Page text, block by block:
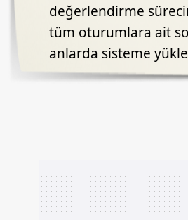
değerlendirme
tüm oturumlara ait
anlarda sisteme